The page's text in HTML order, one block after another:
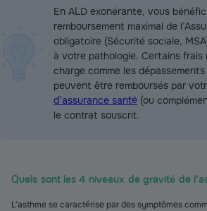
En ALD exonérante, vous
remboursement maximal de
obligatoire (Sécurité sociale,
à votre pathologie. Certains
charge comme les dépassements
peuvent être remboursés par
d’assurance santé (ou
le contrat souscrit.
Quels sont les 4 niveaux de gravité de
L’asthme se caractérise par des symptômes